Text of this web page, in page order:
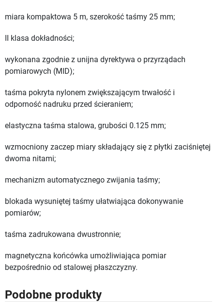
miara kompaktowa 5 m, szerokość taśmy 25 mm;
II klasa dokładności;
wykonana zgodnie z unijna dyrektywa o przyrządach
pomiarowych (MID);
taśma pokryta nylonem zwiększającym trwałość i
odporność nadruku przed ścieraniem;
elastyczna taśma stalowa, grubości 0.125 mm;
wzmocniony zaczep miary składający się z płytki zaciśniętej
dwoma nitami;
mechanizm automatycznego zwijania taśmy;
blokada wysuniętej taśmy ułatwiająca dokonywanie
pomiarów;
taśma zadrukowana dwustronnie;
magnetyczna końcówka umożliwiająca pomiar
bezpośrednio od stalowej płaszczyzny.
Podobne produkty